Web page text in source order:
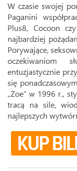
W czasie swojej
Paganini
Plus8, Cocoon
najbardziej
Porywające,
oczekiwaniom
entuzjastycznie
się
„Zoe” w 1996 r.,
tracą na sile,
najlepszych